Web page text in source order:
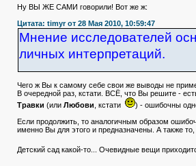
Ну ВЫ ЖЕ САМИ говорили! Вот же ж:
Цитата: timyr от 28 Мая 2010, 10:59:47
Мнение исследователей
личных интерпретаций.
Чего ж Вы к самому себе свои же выводы не
В очередной раз, кстати. ВСЁ, что Вы решите -
Травки (или Любови , кстати
) - ошибочны
Если продолжить, то аналогичным образом
именно Вы для этого и предназначены. А также
Детский сад какой-то... Очевидные вещи